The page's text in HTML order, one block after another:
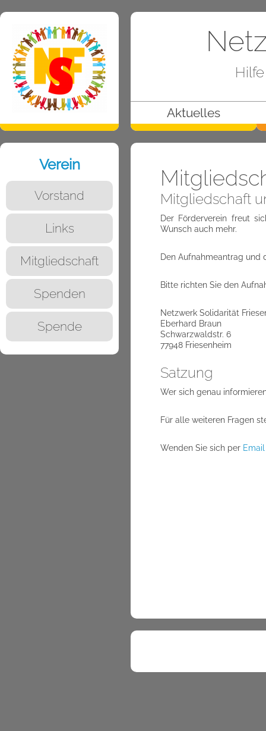
Aktuelles
Verein
Vorstand
Links
Mitgliedschaft
Spenden
Spende
Mitgliedschaft
Der Förderverein freut
Wunsch auch mehr.
Den Aufnahmeantrag und
Bitte richten Sie den
Netzwerk Solidarität
Eberhard Braun
Schwarzwaldstr. 6
77948 Friesenheim
Satzung
Wer sich genau
Für alle weiteren Fragen
Wenden Sie sich per